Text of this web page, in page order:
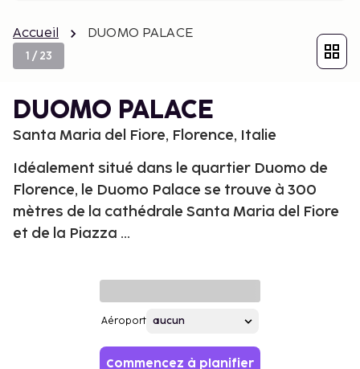
Accueil DUOMO PALACE
1 /23
DUOMO PALACE
Santa Maria del Fiore, Florence, Italie
Idéalement situé dans le quartier Duomo de
Florence, le Duomo Palace se trouve à 300
mètres de la cathédrale Santa Maria del Fiore
et de la Piazza ...
Aéroport
Commencez à planifier